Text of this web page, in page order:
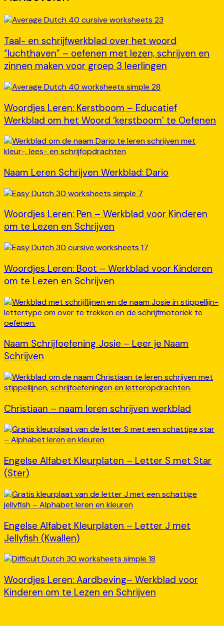
Taal- en schrijfwerkblad over het woord
“luchthaven” – oefenen met lezen, schrijven en
zinnen maken voor groep 3 leerlingen
Woordjes Leren: Kerstboom – Educatief
Werkblad om het Woord ‘kerstboom’ te Oefenen
Naam Leren Schrijven Werkblad: Dario
Woordjes Leren: Pen – Werkblad voor Kinderen
om te Lezen en Schrijven
Woordjes Leren: Boot – Werkblad voor Kinderen
om te Lezen en Schrijven
Naam Schrijfoefening Josie – Leer je Naam
Schrijven
Christiaan – naam leren schrijven werkblad
Engelse Alfabet Kleurplaten – Letter S met Star
(Ster)
Engelse Alfabet Kleurplaten – Letter J met
Jellyfish (Kwallen)
Woordjes Leren: Aardbeving– Werkblad voor
Kinderen om te Lezen en Schrijven